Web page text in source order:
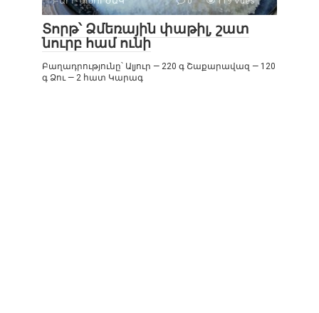
Տորթ՝ Ձմեռային փաթիլ, շատ
նուրբ համ ունի
Բաղադրությունը՝ Ալյուր — 220 գ Շաքարավազ — 120
գ Ձու — 2 հատ Կարագ